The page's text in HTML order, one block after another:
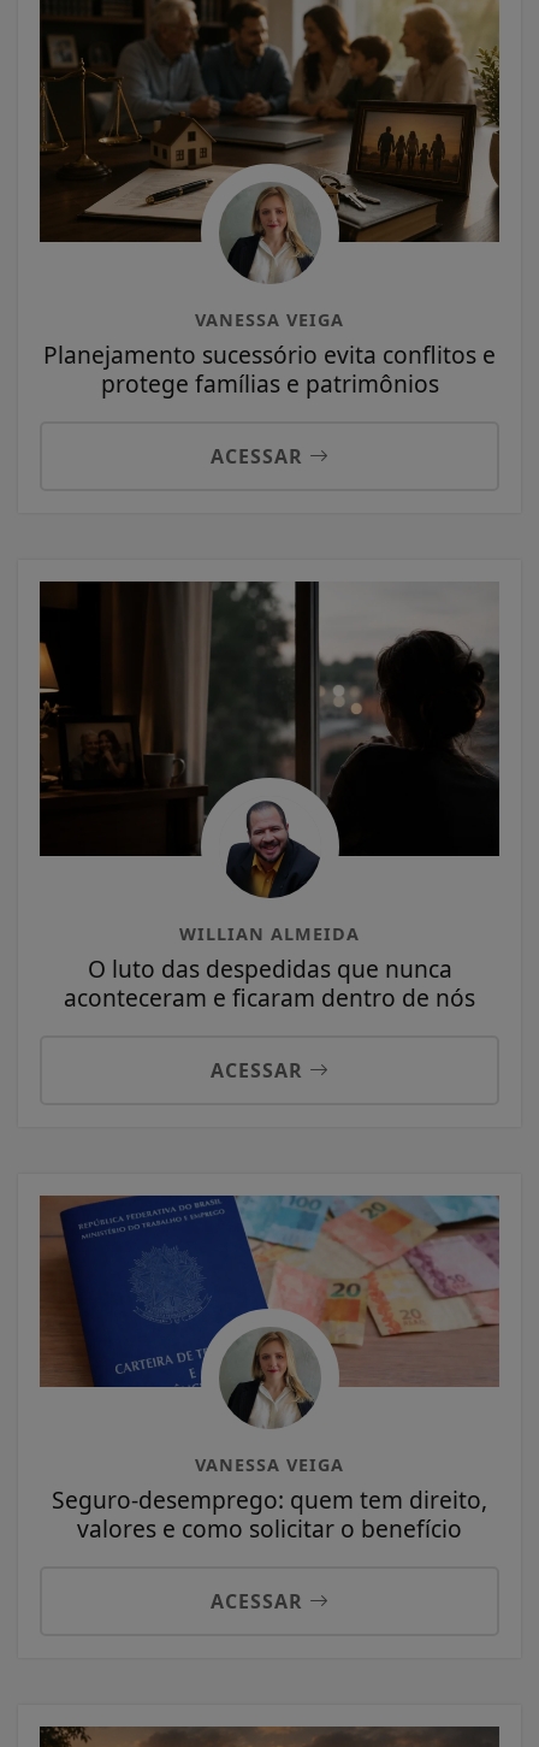
VANESSA VEIGA
Planejamento sucessório evita conflitos e
protege famílias e patrimônios
ACESSAR
WILLIAN ALMEIDA
O luto das despedidas que nunca
aconteceram e ficaram dentro de nós
ACESSAR
VANESSA VEIGA
Seguro-desemprego: quem tem direito,
valores e como solicitar o benefício
ACESSAR